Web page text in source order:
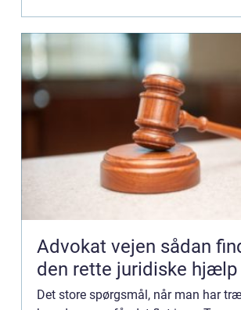
Advokat vejen sådan finder du
den rette juridiske
Det store spørgsmål, når man har